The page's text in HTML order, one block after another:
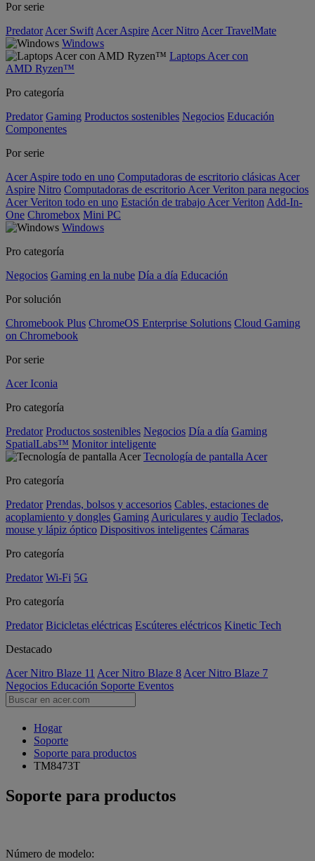
Por serie
Predator Acer Swift Acer Aspire Acer Nitro Acer TravelMate
Windows
Laptops Acer con
AMD Ryzen™
Pro categoría
Predator Gaming Productos sostenibles Negocios Educación
Componentes
Por serie
Acer Aspire todo en uno Computadoras de escritorio clásicas Acer
Aspire Nitro Computadoras de escritorio Acer Veriton para negocios
Acer Veriton todo en uno Estación de trabajo Acer Veriton Add-In-
One Chromebox Mini PC
Windows
Pro categoría
Negocios Gaming en la nube Día a día Educación
Por solución
Chromebook Plus ChromeOS Enterprise Solutions Cloud Gaming
on Chromebook
Por serie
Acer Iconia
Pro categoría
Predator Productos sostenibles Negocios Día a día Gaming
SpatialLabs™ Monitor inteligente
Tecnología de pantalla Acer
Pro categoría
Predator Prendas, bolsos y accesorios Cables, estaciones de
acoplamiento y dongles Gaming Auriculares y audio Teclados,
mouse y lápiz óptico Dispositivos inteligentes Cámaras
Pro categoría
Predator Wi-Fi 5G
Pro categoría
Predator Bicicletas eléctricas Escúteres eléctricos Kinetic Tech
Destacado
Acer Nitro Blaze 11 Acer Nitro Blaze 8 Acer Nitro Blaze 7
Negocios Educación Soporte Eventos
Hogar
Soporte
Soporte para productos
TM8473T
Soporte para productos
Número de modelo: